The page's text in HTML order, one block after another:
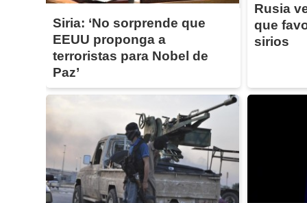
Siria: ‘No sorprende que
EEUU proponga a
terroristas para Nobel de
Paz’
Rusia
que
sirios